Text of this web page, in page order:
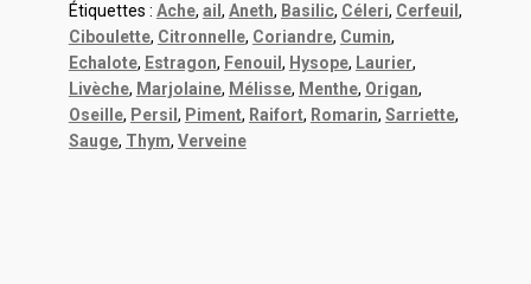
Étiquettes : Ache, ail , Aneth, Basilic, Céleri, Cerfeuil ,
Ciboulette, Citronnelle, Coriandre, Cumin,
Echalote, Estragon, Fenouil , Hysope, Laurier,
Livèche, Marjolaine, Mélisse, Menthe, Origan,
Oseille, Persil , Piment, Raifort, Romarin, Sarriette,
Sauge, Thym, Verveine